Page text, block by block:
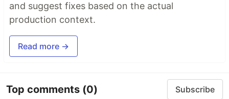
and suggest fixes based on the actual
production context.
Read more →
Top comments (0) Subscribe